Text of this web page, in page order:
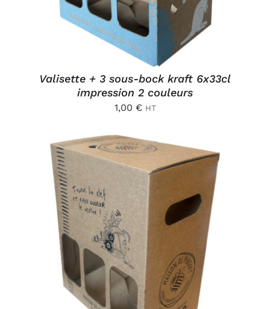
Valisette + 3 sous-bock kraft 6x33cl
impression 2 couleurs
1,00 € HT
AJOUTER AU PANIER
DÉTAILS